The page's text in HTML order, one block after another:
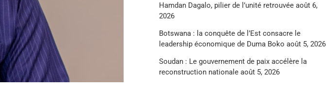
Hamdan Dagalo, pilier de l’unité retrouvée août 6,
2026
Botswana : la conquête de l’Est consacre le
leadership économique de Duma Boko août 5, 2026
Soudan : Le gouvernement de paix accélère la
reconstruction nationale août 5, 2026